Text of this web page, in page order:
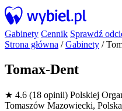
Gabinety Cennik Sprawdź
Strona główna /Gabinety /
Tomax-Dent
★ 4.6 (18 opinii) Polskiej
Tomaszów Mazowiecki, Polska